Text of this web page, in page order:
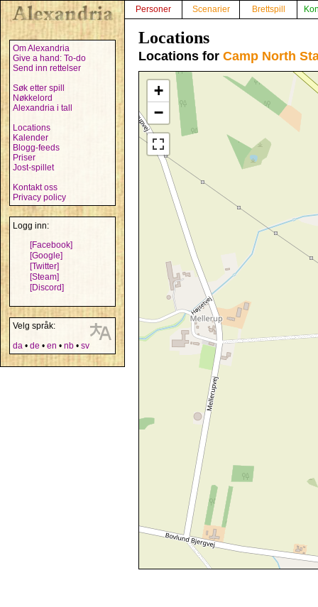
Om Alexandria
Give a hand: To-do
Send inn rettelser
Søk etter spill
Nøkkelord
Alexandria i tall
Locations
Kalender
Blogg-feeds
Priser
Jost-spillet
Kontakt oss
Privacy policy
Logg inn:
[Facebook]
[Google]
[Twitter]
[Steam]
[Discord]
Velg språk:
da • de • en • nb • sv
Personer Scenarier Brettspill
Locations
Locations for Camp North
+
−